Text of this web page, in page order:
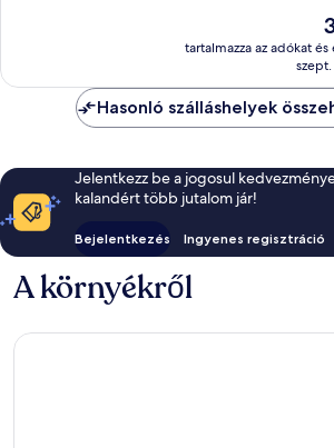
tartalmazza az adókat
szept.
Hasonló szálláshelyek
Jelentkezz be a jogosul
kalandért több jutalom jár!
Bejelentkezés Ingyenes regisztráció
A környékről